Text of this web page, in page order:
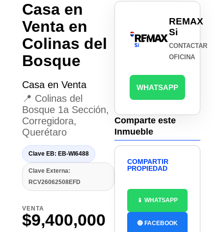
Casa en
Venta en
Colinas del
Bosque
Casa en Venta
📍 Colinas del
Bosque 1a Sección,
Corregidora,
Querétaro
Clave EB: EB-WI6488
Clave Externa:
RCV26062508EFD
VENTA
$9,400,000
REMAX
Si
CONTACTAR
OFICINA
WHATSAPP
Comparte este
Inmueble
COMPARTIR
PROPIEDAD
📱 WHATSAPP
🔵 FACEBOOK